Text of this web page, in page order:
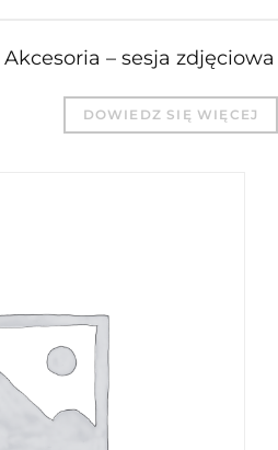
Akcesoria – sesja
DOWIEDZ SIĘ WIĘCEJ